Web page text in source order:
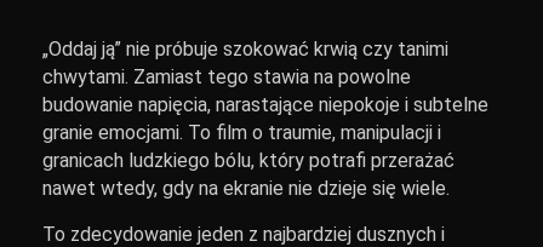
„Oddaj ją” nie próbuje szokować krwią czy tanimi
chwytami. Zamiast tego stawia na powolne
budowanie napięcia, narastające niepokoje i subtelne
granie emocjami. To film o traumie, manipulacji i
granicach ludzkiego bólu, który potrafi przerażać
nawet wtedy, gdy na ekranie nie dzieje się wiele.
To zdecydowanie jeden z najbardziej dusznych i